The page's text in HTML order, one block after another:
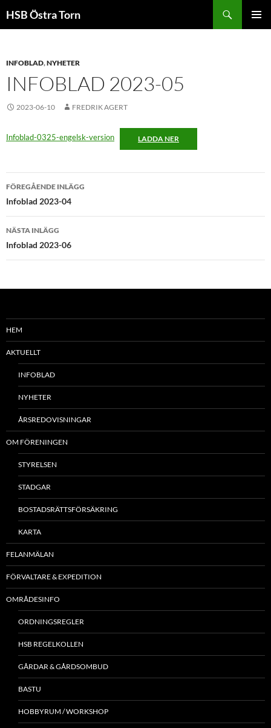
HSB Östra Torn
INFOBLAD,NYHETER
INFOBLAD 2023-05
2023-06-10 FREDRIK AGERT
Infoblad-0325-engelsk-version LADDA NER
Inläggsnavigering
FÖREGÅENDE INLÄGG
Infoblad 2023-04
NÄSTA INLÄGG
Infoblad 2023-06
HEM
AKTUELLT
INFOBLAD
NYHETER
ÅRSREDOVISNINGAR
OM FÖRENINGEN
STYRELSEN
STADGAR
BOSTADSRÄTTSFÖRSÄKRING
KARTA
FELANMÄLAN
FÖRVALTARE & EXPEDITION
OMRÅDESINFO
ORDNINGSREGLER
HSB REGELKOLLEN
GÅRDAR & GÅRDSOMBUD
BASTU
HOBBYRUM / WORKSHOP